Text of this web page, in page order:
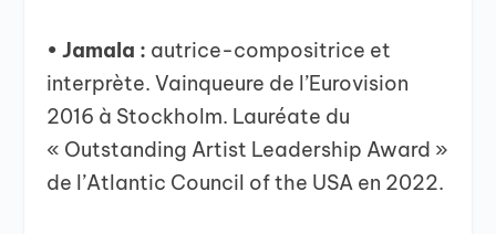
• Jamala : autrice-compositrice et
interprète. Vainqueure de l’Eurovision
2016 à Stockholm. Lauréate du
« Outstanding Artist Leadership Award »
de l’Atlantic Council of the USA en 2022.